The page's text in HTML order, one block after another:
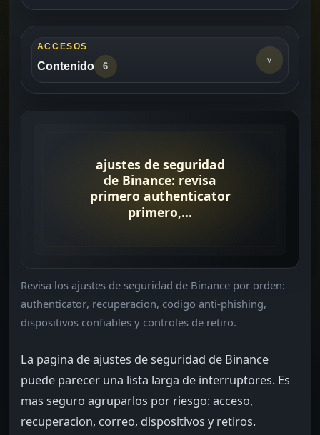
ACCESOS
Contenido 6
v
Para quien es esta guia ->
Orden practico
Errores frecuentes
Lecturas relacionadas ->
Revisa los ajustes de seguridad de Binance por orden:
authenticator, recuperacion, codigo anti-phishing,
dispositivos confiables y controles de retiro.
La pagina de ajustes de seguridad de Binance
puede parecer una lista larga de interruptores. Es
mas seguro agruparlos por riesgo: acceso,
recuperacion, correo, dispositivos y retiros.